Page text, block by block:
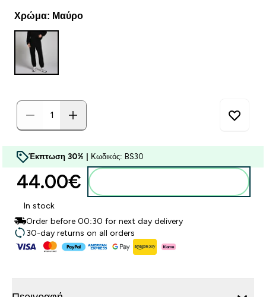
Χρώμα: Μαύρο
Έκπτωση 30% | Κωδικός: BS30
44.00€‎
In stock
Order before 00:30 for next day delivery
30-day returns on all orders